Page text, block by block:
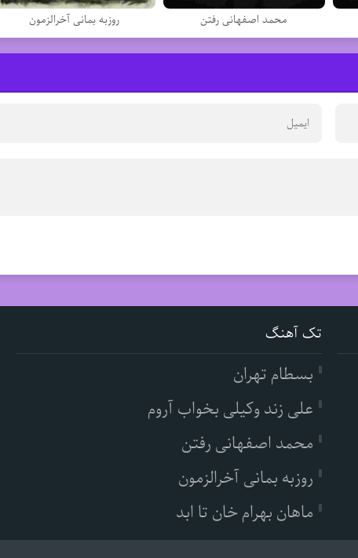
محمد اصفهانی رفتن روزبه بمانی آخرالزمون
تک آهنگ
بسطام تهران
علی زند وکیلی بخواب آروم
محمد اصفهانی رفتن
روزبه بمانی آخرالزمون
ماهان بهرام خان تا ابد